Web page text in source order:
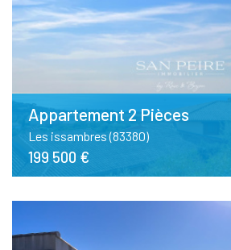
Appartement 2 Pièces
Les issambres (83380)
199 500 €